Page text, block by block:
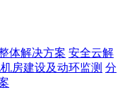
体解决方案 安全云解
房建设及动环监测 分